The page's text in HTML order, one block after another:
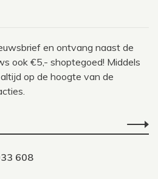
en ontvang naast de
ook €5,- shoptegoed! Middels
op de hoogte van de
608